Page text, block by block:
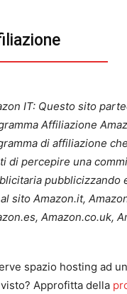
IT: Questo sito
Affiliazione
di affiliazione
di percepire una
pubblicizzando
sito Amazon.it,
Amazon.co.uk,
spazio hosting ad
Approfitta della